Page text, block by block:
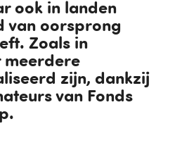
ook in landen
van oorsprong
Zoals in
meerdere
zijn, dankzij
van Fonds